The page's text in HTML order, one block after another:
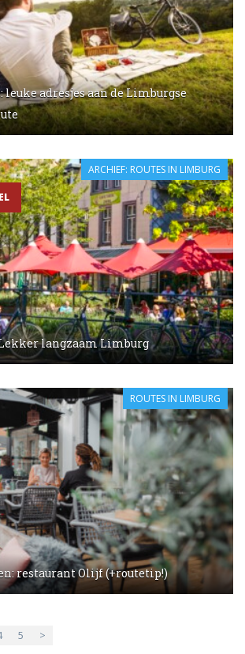
leuke adresjes aan de Limburgse
langzaam Limburg
ARCHIEF: ROUTES IN LIMBURG
restaurant Olijf (+routetip!)
ROUTES IN LIMBURG
5 >